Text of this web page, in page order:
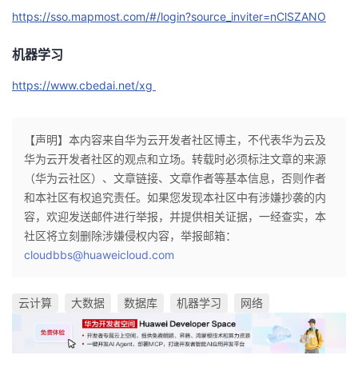
https://sso.mapmost.com/#/login?source_inviter=nClSZANO
机器学习
https://www.cbedai.net/xg
【声明】本内容来自华为云开发者社区博主，不代表华为云及
华为云开发者社区的观点和立场。转载时必须标注文章的来源
（华为云社区）、文章链接、文章作者等基本信息，否则作者
和本社区有权追究责任。如果您发现本社区中有涉嫌抄袭的内
容，欢迎发送邮件进行举报，并提供相关证据，一经查实，本
社区将立刻删除涉嫌侵权内容，举报邮箱：
cloudbbs@huaweicloud.com
云计算 大数据 数据库 机器学习 网络